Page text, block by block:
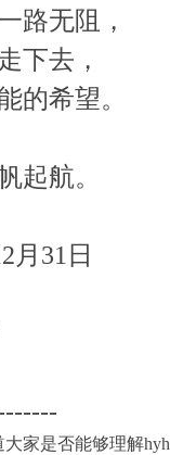
路无阻，
下去，
的希望。
起航。
月31日
家是否能够理解hyh